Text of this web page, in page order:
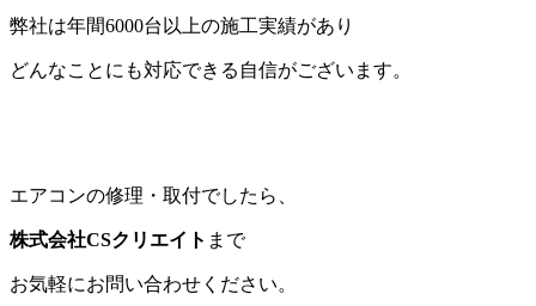
弊社は年間6000台以上の施工実績があり
どんなことにも対応できる自信がございます。
エアコンの修理・取付でしたら、
株式会社CSクリエイト まで
お気軽にお問い合わせください。